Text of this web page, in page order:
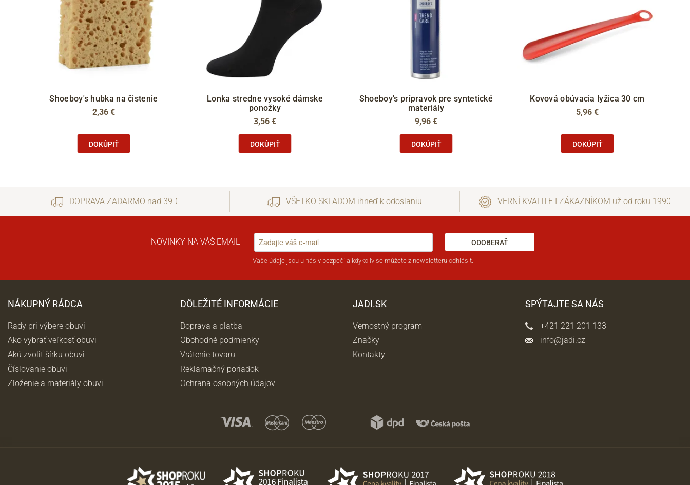
Shoeboy's hubka na čistenie
2,36 €
DOKÚPIŤ
Lonka stredne vysoké dámske
ponožky
3,56 €
DOKÚPIŤ
Shoeboy's prípravok pre syntetické
materiály
9,96 €
DOKÚPIŤ
Kovová obúvacia lyžica 30 cm
5,96 €
DOKÚPIŤ
DOPRAVA ZADARMO nad 39 € VŠETKO SKLADOM ihneď k odoslaniu VERNÍ KVALITE I ZÁKAZNÍKOM už od roku 1990
NOVINKY NA VÁŠ EMAIL ODOBERAŤ
Vaše údaje jsou u nás v bezpečí a kdykoliv se můžete z newsletteru odhlásit.
NÁKUPNÝ RÁDCA
Rady pri výbere obuvi
Ako vybrať veľkosť obuvi
Akú zvoliť šírku obuvi
Číslovanie obuvi
Zloženie a materiály obuvi
DÔLEŽITÉ INFORMÁCIE
Doprava a platba
Obchodné podmienky
Vrátenie tovaru
Reklamačný poriadok
Ochrana osobných údajov
JADI.SK
Vernostný program
Značky
Kontakty
SPÝTAJTE SA NÁS
+421 221 201 133
info@jadi.cz